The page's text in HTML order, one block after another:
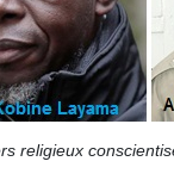
religieux